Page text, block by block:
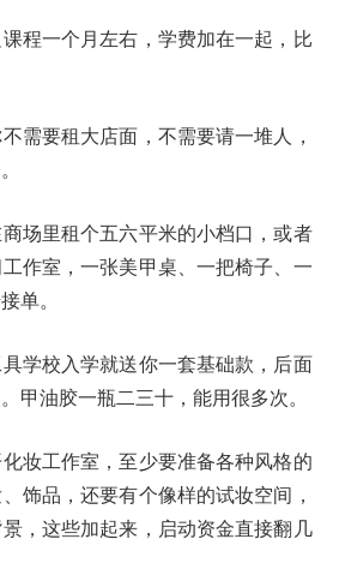
程一个月左右，学费加在一起，比
需要租大店面，不需要请一堆人，
场里租个五六平米的小档口，或者
作室，一张美甲桌、一把椅子、一
单。
学校入学就送你一套基础款，后面
甲油胶一瓶二三十，能用很多次。
妆工作室，至少要准备各种风格的
饰品，还要有个像样的试妆空间，
，这些加起来，启动资金直接翻几